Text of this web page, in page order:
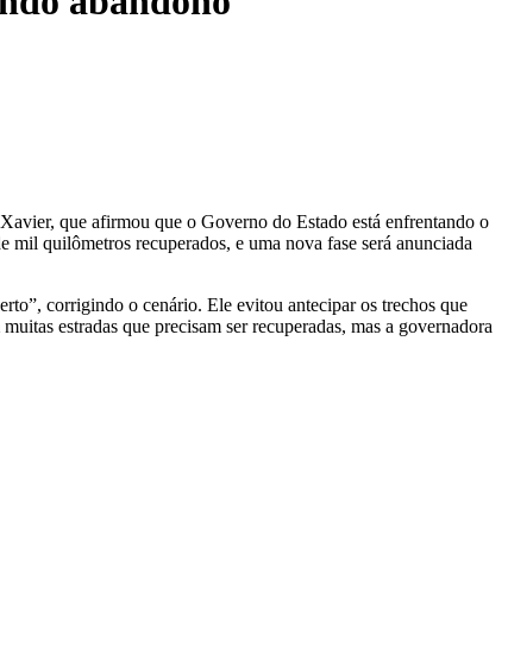
que afirmou que o Governo do Estado está enfrentando o
quilômetros recuperados, e uma nova fase será anunciada
corrigindo o cenário. Ele evitou antecipar os trechos que
estradas que precisam ser recuperadas, mas a governadora